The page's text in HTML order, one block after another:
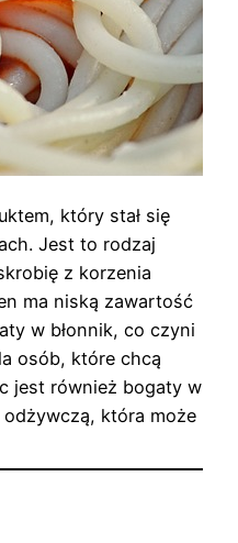
który stał się
Jest to rodzaj
z korzenia
ma niską zawartość
w błonnik, co czyni
osób, które chcą
jest również bogaty w
która może